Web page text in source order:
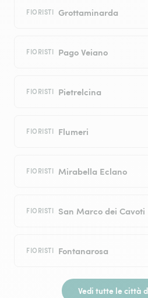
FIORISTI Grottaminarda
FIORISTI Pago Veiano
FIORISTI Pietrelcina
FIORISTI Flumeri
FIORISTI Mirabella Eclano
FIORISTI San Marco dei Cavoti
FIORISTI Fontanarosa
Vedi tutte le città